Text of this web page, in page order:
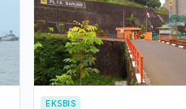
EKSBIS